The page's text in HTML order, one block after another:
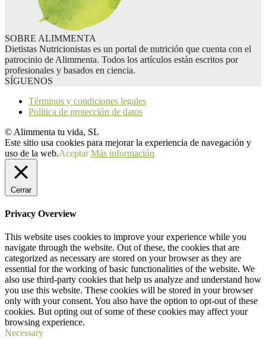
SOBRE ALIMMENTA
Dietistas Nutricionistas es un portal de nutrición que cuenta con el
patrocinio de Alimmenta. Todos los artículos están escritos por
profesionales y basados en ciencia.
SÍGUENOS
Términos y condiciones legales
Política de protección de datos
© Alimmenta tu vida, SL
Este sitio usa cookies para mejorar la experiencia de navegación y
uso de la web.Aceptar Más información
Cerrar
Privacy Overview
This website uses cookies to improve your experience while you
navigate through the website. Out of these, the cookies that are
categorized as necessary are stored on your browser as they are
essential for the working of basic functionalities of the website. We
also use third-party cookies that help us analyze and understand how
you use this website. These cookies will be stored in your browser
only with your consent. You also have the option to opt-out of these
cookies. But opting out of some of these cookies may affect your
browsing experience.
Necessary